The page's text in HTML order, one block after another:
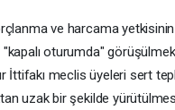
ve harcama yetkisinin
oturumda" görüşülmek
İttifakı meclis üyeleri sert
uzak bir şekilde